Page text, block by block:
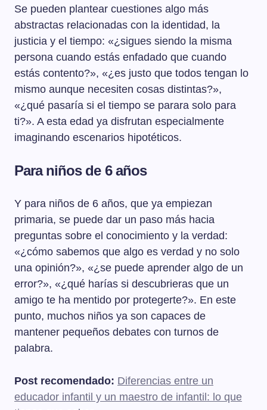
Se pueden plantear cuestiones algo más
abstractas relacionadas con la identidad, la
justicia y el tiempo: «¿sigues siendo la misma
persona cuando estás enfadado que cuando
estás contento?», «¿es justo que todos tengan lo
mismo aunque necesiten cosas distintas?»,
«¿qué pasaría si el tiempo se parara solo para
ti?». A esta edad ya disfrutan especialmente
imaginando escenarios hipotéticos.
Para niños de 6 años
Y para niños de 6 años, que ya empiezan
primaria, se puede dar un paso más hacia
preguntas sobre el conocimiento y la verdad:
«¿cómo sabemos que algo es verdad y no solo
una opinión?», «¿se puede aprender algo de un
error?», «¿qué harías si descubrieras que un
amigo te ha mentido por protegerte?». En este
punto, muchos niños ya son capaces de
mantener pequeños debates con turnos de
palabra.
Post recomendado: Diferencias entre un
educador infantil y un maestro de infantil: lo que